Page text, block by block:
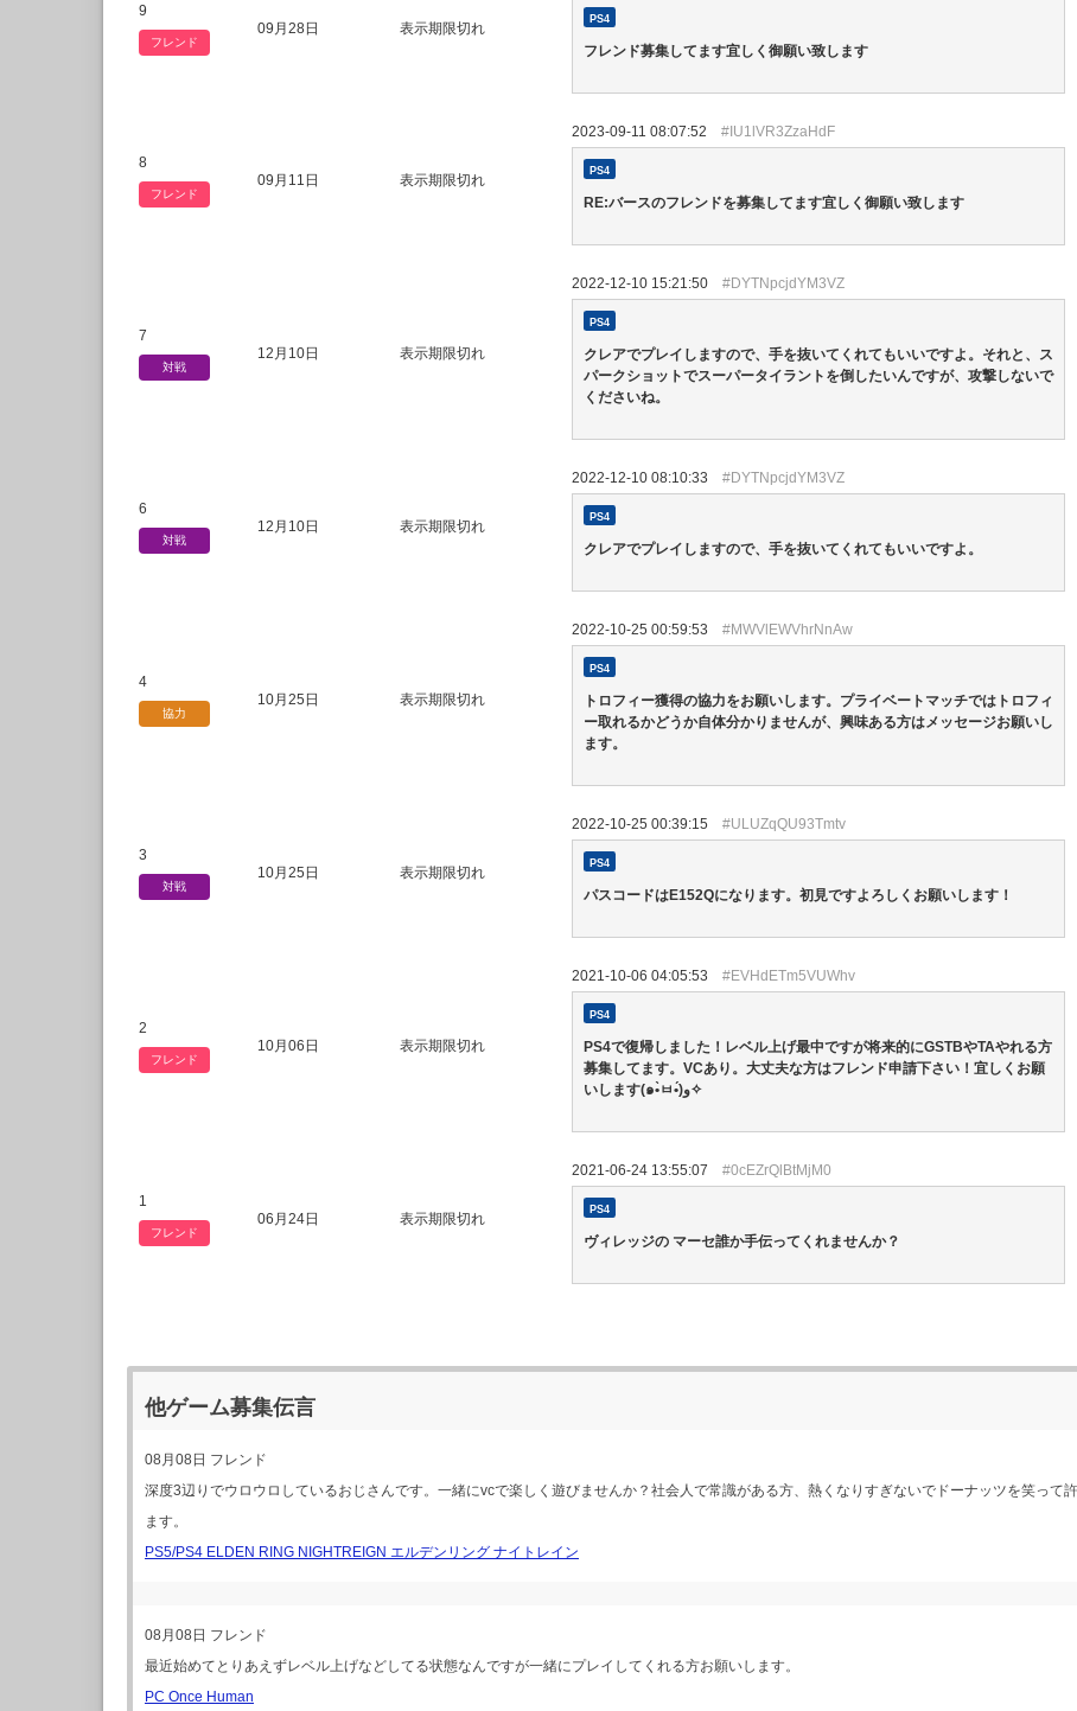
9
フレンド
09月28日 表示期限切れ
PS4
フレンド募集してます宜しく御願い致します
8
フレンド
09月11日 表示期限切れ
2023-09-11 08:07:52 #IU1lVR3ZzaHdF
PS4
RE:バースのフレンドを募集してます宜しく御願い致します
7
対戦
12月10日 表示期限切れ
2022-12-10 15:21:50 #DYTNpcjdYM3VZ
PS4
クレアでプレイしますので、手を抜いてくれてもいいですよ。それと、ス
パークショットでスーパータイラントを倒したいんですが、攻撃しないで
くださいね。
6
対戦
12月10日 表示期限切れ
2022-12-10 08:10:33 #DYTNpcjdYM3VZ
PS4
クレアでプレイしますので、手を抜いてくれてもいいですよ。
4
協力
10月25日 表示期限切れ
2022-10-25 00:59:53 #MWVlEWVhrNnAw
PS4
トロフィー獲得の協力をお願いします。プライベートマッチではトロフィ
ー取れるかどうか自体分かりませんが、興味ある方はメッセージお願いし
ます。
3
対戦
10月25日 表示期限切れ
2022-10-25 00:39:15 #ULUZqQU93Tmtv
PS4
パスコードはE152Qになります。初見ですよろしくお願いします！
2
フレンド
10月06日 表示期限切れ
2021-10-06 04:05:53 #EVHdETm5VUWhv
PS4
PS4で復帰しました！レベル上げ最中ですが将来的にGSTBやTAやれる方
募集してます。VCあり。大丈夫な方はフレンド申請下さい！宜しくお願
いします(๑•̀ㅂ•́)و✧
1
フレンド
06月24日 表示期限切れ
2021-06-24 13:55:07 #0cEZrQlBtMjM0
PS4
ヴィレッジの マーセ誰か手伝ってくれませんか？
他ゲーム募集伝言
08月08日 フレンド
深度3辺りでウロウロしているおじさんです。一緒にvcで楽しく遊びませんか？社会人で常識がある方、熱くなりすぎないでドーナッツを笑って
ます。
PS5/PS4 ELDEN RING NIGHTREIGN エルデンリング ナイトレイン
08月08日 フレンド
最近始めてとりあえずレベル上げなどしてる状態なんですが一緒にプレイしてくれる方お願いします。
PC Once Human